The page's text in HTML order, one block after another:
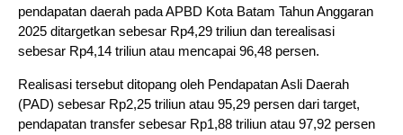
pendapatan daerah pada APBD Kota Batam Tahun Anggaran
2025 ditargetkan sebesar Rp4,29 triliun dan terealisasi
sebesar Rp4,14 triliun atau mencapai 96,48 persen.
Realisasi tersebut ditopang oleh Pendapatan Asli Daerah
(PAD) sebesar Rp2,25 triliun atau 95,29 persen dari target,
pendapatan transfer sebesar Rp1,88 triliun atau 97,92 persen